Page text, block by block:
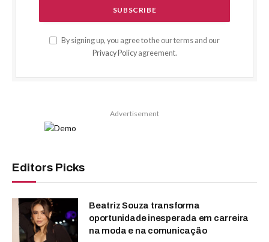
By signing up, you agree to the our terms and our
Privacy Policyagreement.
Advertisement
Editors Picks
Beatriz Souza transforma
oportunidade inesperada em carreira
na moda e na comunicação